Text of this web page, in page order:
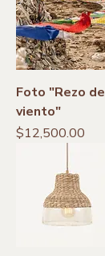
Foto "Rezo de
viento"
Precio
$12,500.00